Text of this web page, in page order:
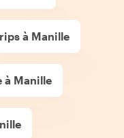
à Manille
à Manille